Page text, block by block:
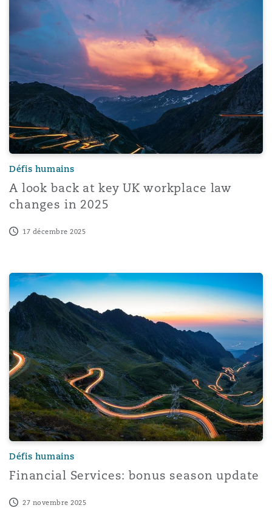
Défis humains
A look back at key UK workplace law
changes in 2025
17 décembre 2025
Financial Services: bonus season update
Défis humains
Financial Services: bonus season update
27 novembre 2025